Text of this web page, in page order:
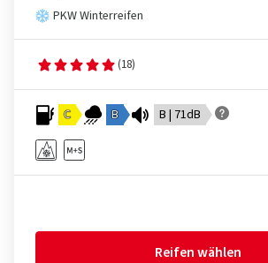
PKW Winterreifen
(18)
C B B | 71dB
Reifen wählen